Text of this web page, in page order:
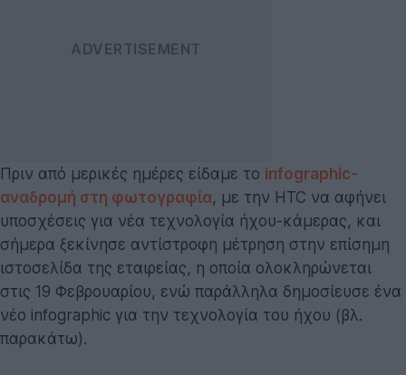
Πριν από μερικές ημέρες είδαμε το infographic-
αναδρομή στη φωτογραφία, με την HTC να αφήνει
υποσχέσεις για νέα τεχνολογία ήχου-κάμερας, και
σήμερα ξεκίνησε αντίστροφη μέτρηση στην επίσημη
ιστοσελίδα της εταιρείας, η οποία ολοκληρώνεται
στις 19 Φεβρουαρίου, ενώ παράλληλα δημοσίευσε ένα
νέο infographic για την τεχνολογία του ήχου (βλ.
παρακάτω).